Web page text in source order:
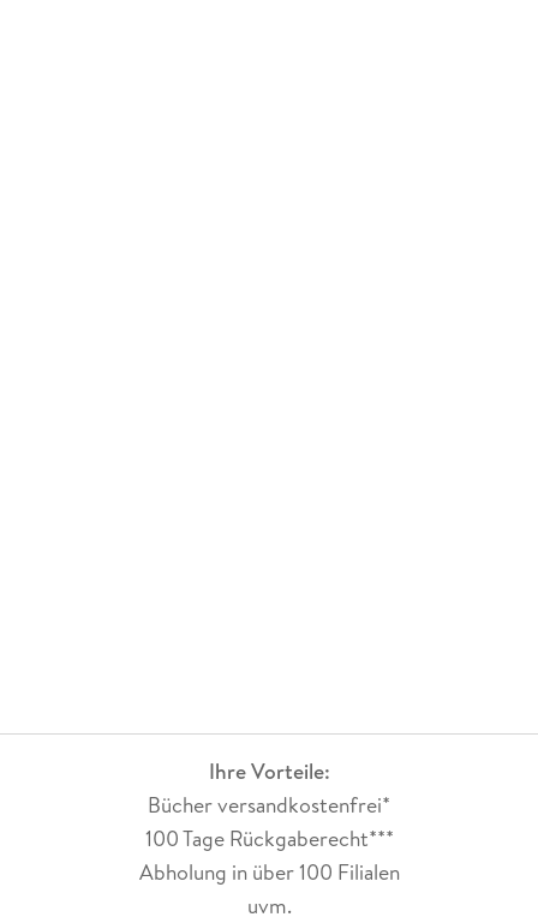
Ihre Vorteile:
Bücher versandkostenfrei*
100 Tage Rückgaberecht***
Abholung in über 100 Filialen
uvm.